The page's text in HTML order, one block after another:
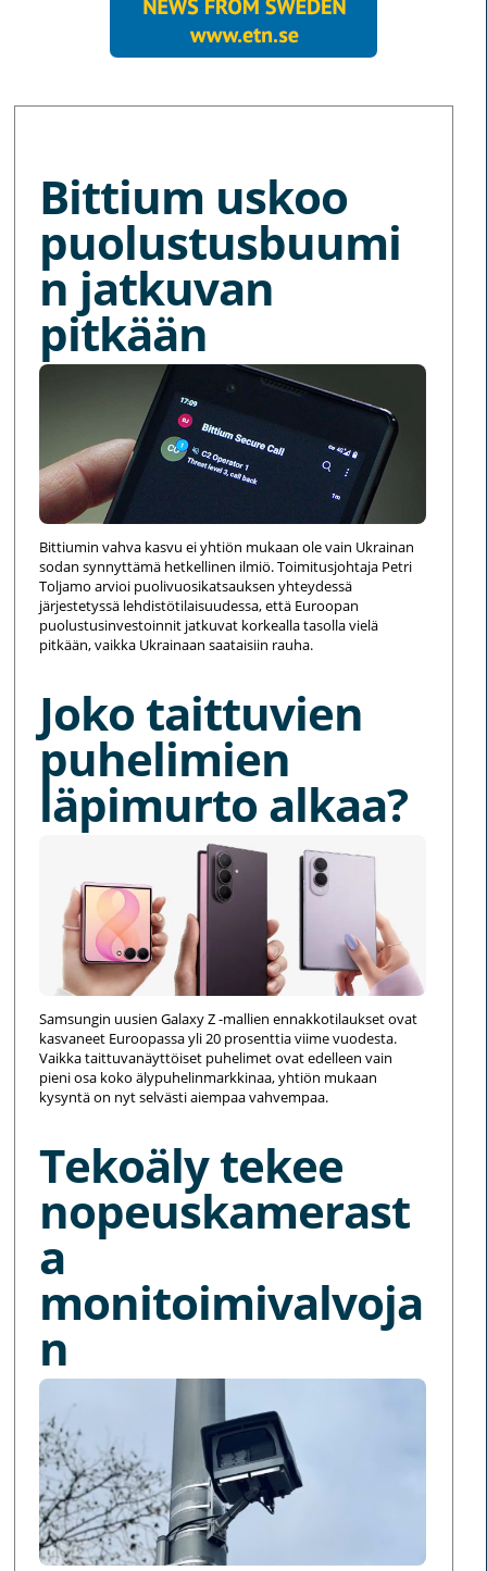
Bittium uskoo
puolustusbuumi
n jatkuvan
pitkään
Bittiumin vahva kasvu ei yhtiön mukaan ole vain Ukrainan
sodan synnyttämä hetkellinen ilmiö. Toimitusjohtaja Petri
Toljamo arvioi puolivuosikatsauksen yhteydessä
järjestetyssä lehdistötilaisuudessa, että Euroopan
puolustusinvestoinnit jatkuvat korkealla tasolla vielä
pitkään, vaikka Ukrainaan saataisiin rauha.
Joko taittuvien
puhelimien
läpimurto alkaa?
Samsungin uusien Galaxy Z -mallien ennakkotilaukset ovat
kasvaneet Euroopassa yli 20 prosenttia viime vuodesta.
Vaikka taittuvanäyttöiset puhelimet ovat edelleen vain
pieni osa koko älypuhelinmarkkinaa, yhtiön mukaan
kysyntä on nyt selvästi aiempaa vahvempaa.
Tekoäly tekee
nopeuskamerast
a
monitoimivalvoja
n